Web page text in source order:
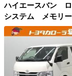
ハイエースバン
システム メモリ
ＣＤ ミュージッ
ス ディーゼル ワ